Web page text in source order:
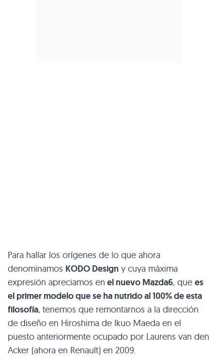
Para hallar los orígenes de lo que ahora
denominamos KODO Design y cuya máxima
expresión apreciamos en el nuevo Mazda6, que es
el primer modelo que se ha nutrido al 100% de esta
filosofía, tenemos que remontarnos a la dirección
de diseño en Hiroshima de Ikuo Maeda en el
puesto anteriormente ocupado por Laurens van den
Acker (ahora en Renault) en 2009.